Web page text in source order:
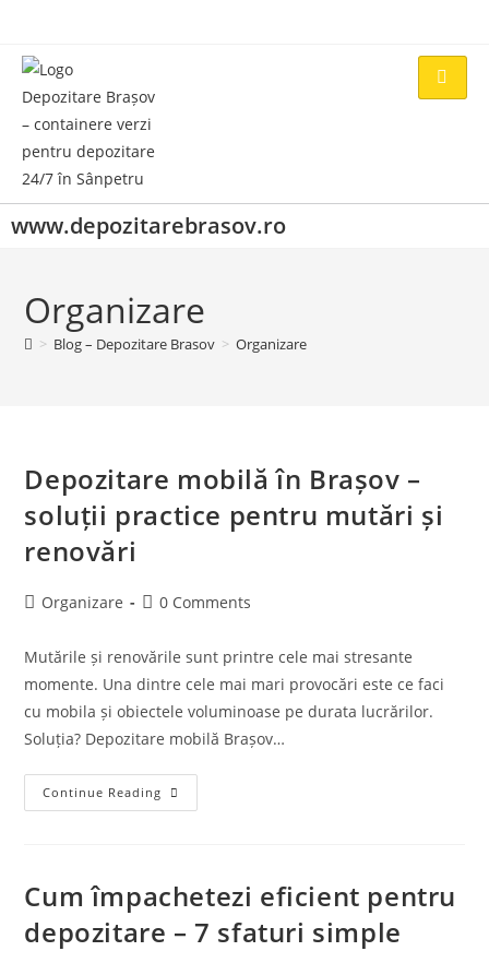
www.depozitarebrasov.ro
Organizare
> Blog – Depozitare Brasov > Organizare
Depozitare mobilă în Brașov –
soluții practice pentru mutări și
renovări
Organizare 0 Comments
Mutările și renovările sunt printre cele mai stresante
momente. Una dintre cele mai mari provocări este ce faci
cu mobila și obiectele voluminoase pe durata lucrărilor.
Soluția? Depozitare mobilă Brașov…
Continue Reading
Cum împachetezi eficient pentru
depozitare – 7 sfaturi simple